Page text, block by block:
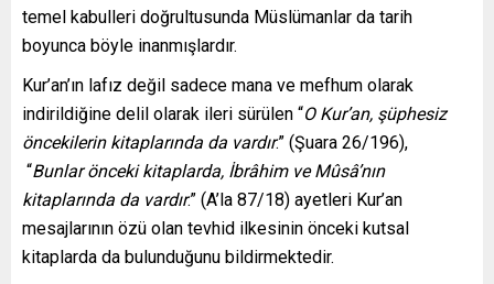
temel kabulleri doğrultusunda Müslümanlar da tarih
boyunca böyle inanmışlardır.
Kur’an’ın lafız değil sadece mana ve mefhum olarak
indirildiğine delil olarak ileri sürülen “O Kur’an, şüphesiz
öncekilerin kitaplarında da vardır.” (Şuara 26/196),
“Bunlar önceki kitaplarda, İbrâhim ve Mûsâ’nın
kitaplarında da vardır.” (A’la 87/18) ayetleri Kur’an
mesajlarının özü olan tevhid ilkesinin önceki kutsal
kitaplarda da bulunduğunu bildirmektedir.